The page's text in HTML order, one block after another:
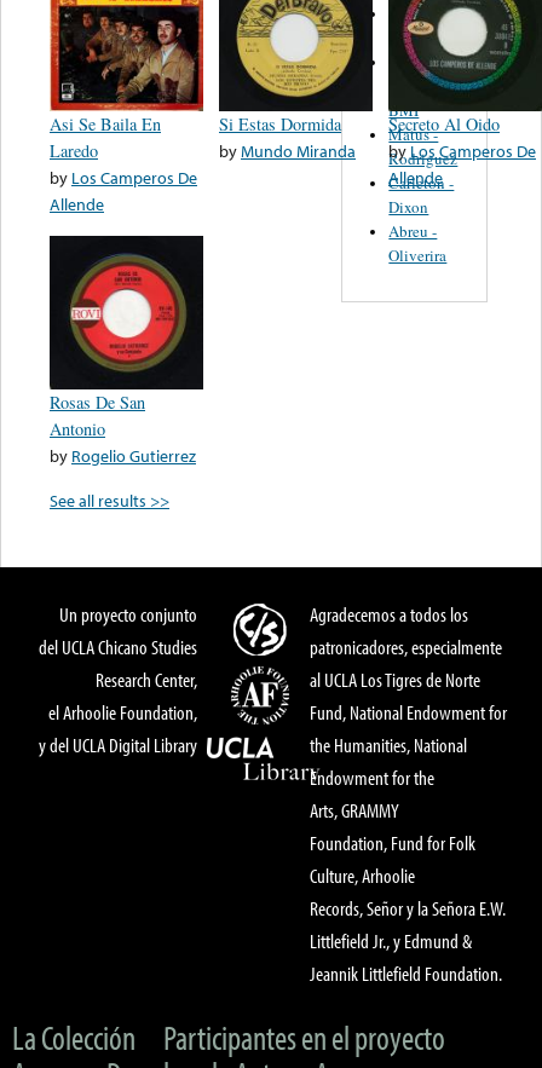
Asi Se Baila En
Laredo
by Los Camperos De
Allende
Si Estas Dormida
byMundo Miranda
Secreto Al Oido
byLos Camperos De
Allende
Rosas De San
Antonio
by Rogelio Gutierrez
See all results >>
Martinez,
Felipe
Performance
Music Co.
BMI
Matus -
Rodriguez
Carleton -
Dixon
Abreu -
Oliverira
Un proyecto conjunto
del UCLA Chicano Studies
Research Center,
el Arhoolie Foundation,
y del UCLA Digital Library
Agradecemos a todos los
patronicadores, especialmente
al UCLA Los Tigres de Norte
Fund, National Endowment for
the Humanities, National
Endowment for the
Arts, GRAMMY
Foundation, Fund for Folk
Culture, Arhoolie
Records, Señor y la Señora E.W.
Littlefield Jr., y Edmund &
Jeannik Littlefield Foundation.
La Colección
Participantes en el proyecto